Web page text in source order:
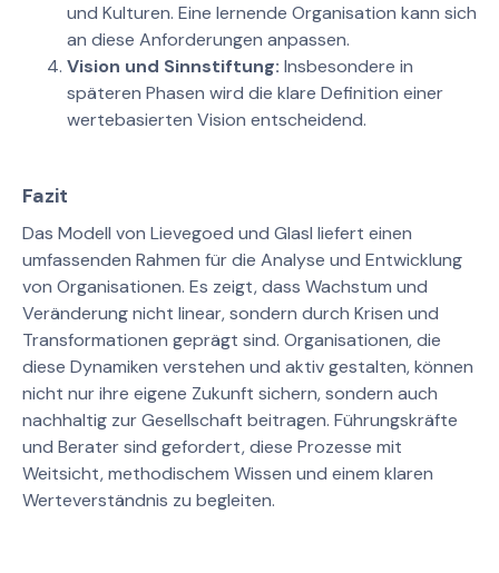
und Kulturen. Eine lernende Organisation kann sich
an diese Anforderungen anpassen.
Vision und Sinnstiftung: Insbesondere in
späteren Phasen wird die klare Definition einer
wertebasierten Vision entscheidend.
Fazit
Das Modell von Lievegoed und Glasl liefert einen
umfassenden Rahmen für die Analyse und Entwicklung
von Organisationen. Es zeigt, dass Wachstum und
Veränderung nicht linear, sondern durch Krisen und
Transformationen geprägt sind. Organisationen, die
diese Dynamiken verstehen und aktiv gestalten, können
nicht nur ihre eigene Zukunft sichern, sondern auch
nachhaltig zur Gesellschaft beitragen. Führungskräfte
und Berater sind gefordert, diese Prozesse mit
Weitsicht, methodischem Wissen und einem klaren
Werteverständnis zu begleiten.